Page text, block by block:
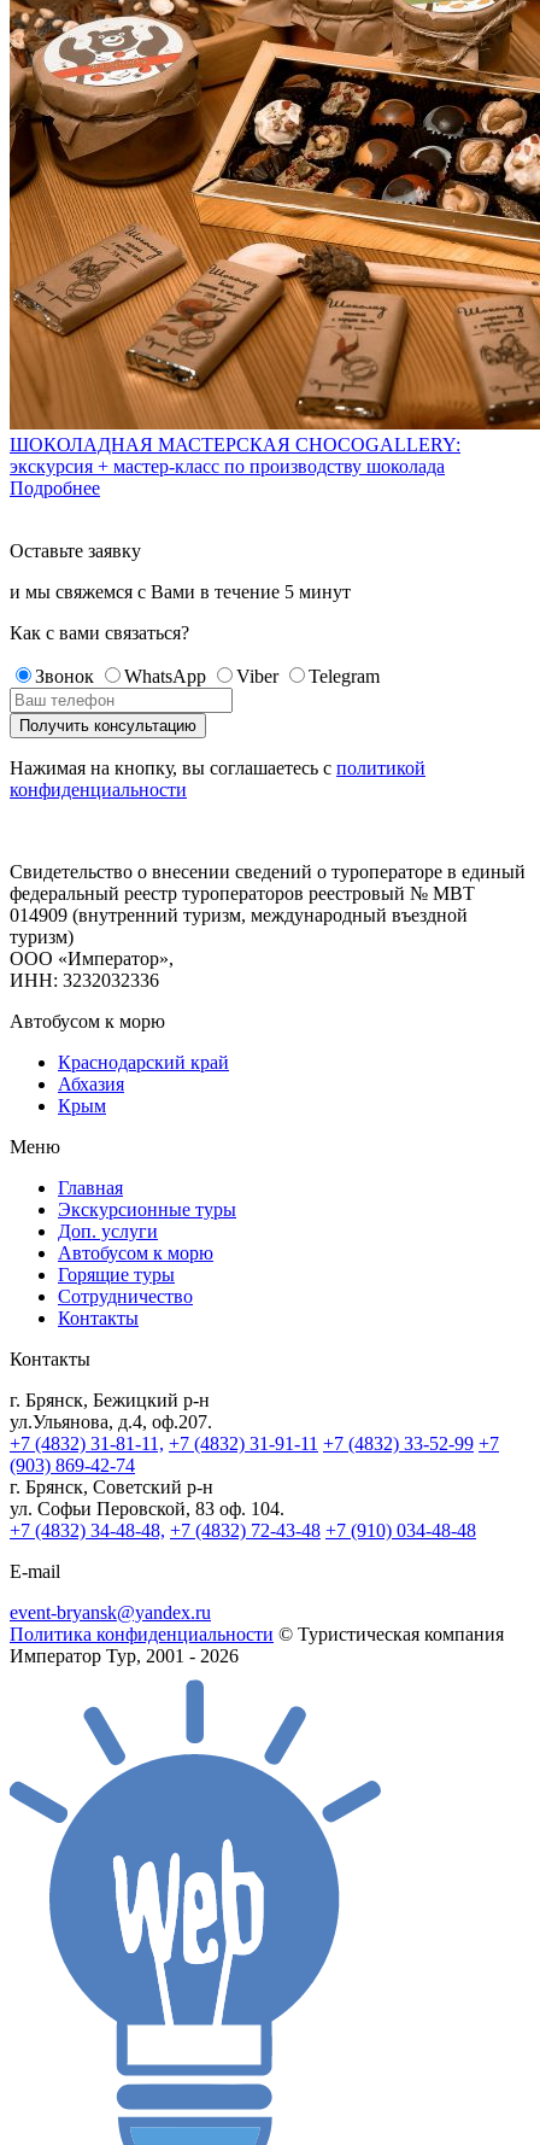
ШОКОЛАДНАЯ МАСТЕРСКАЯ CHOCOGALLERY:
экскурсия + мастер-класс по производству шоколада
Подробнее
Оставьте заявку
и мы свяжемся с Вами в течение 5 минут
Как с вами связаться?
Звонок WhatsApp Viber Telegram
Нажимая на кнопку, вы соглашаетесь с политикой
конфиденциальности
Свидетельство о внесении сведений о туроператоре в единый
федеральный реестр туроператоров реестровый № МВТ
014909 (внутренний туризм, международный въездной
туризм)
ООО «Император»,
ИНН: 3232032336
Автобусом к морю
Краснодарский край
Абхазия
Крым
Меню
Главная
Экскурсионные туры
Доп. услуги
Автобусом к морю
Горящие туры
Сотрудничество
Контакты
Контакты
г. Брянск, Бежицкий р-н
ул.Ульянова, д.4, оф.207.
+7 (4832) 31-81-11, +7 (4832) 31-91-11 +7 (4832) 33-52-99 +7
(903) 869-42-74
г. Брянск, Советский р-н
ул. Софьи Перовской, 83 оф. 104.
+7 (4832) 34-48-48, +7 (4832) 72-43-48 +7 (910) 034-48-48
E-mail
event-bryansk@yandex.ru
Политика конфиденциальности © Туристическая компания
Император Тур, 2001 - 2026